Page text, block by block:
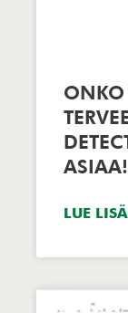
ONKO
ASIAA!
LUE